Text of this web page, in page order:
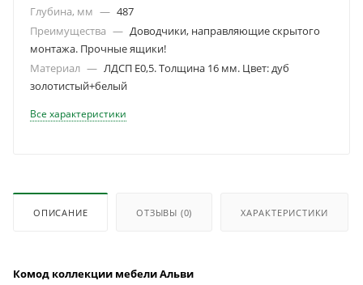
Глубина, мм — 487
Преимущества — Доводчики, направляющие скрытого
монтажа. Прочные ящики!
Материал — ЛДСП Е0,5. Толщина 16 мм. Цвет: дуб
золотистый+белый
Все характеристики
ОПИСАНИЕ ОТЗЫВЫ (0) ХАРАКТЕРИСТИКИ
Комод коллекции мебели Альви